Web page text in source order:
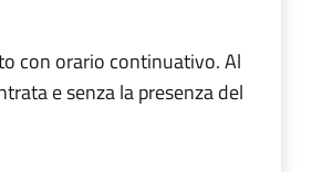
con orario continuativo. Al
e senza la presenza del